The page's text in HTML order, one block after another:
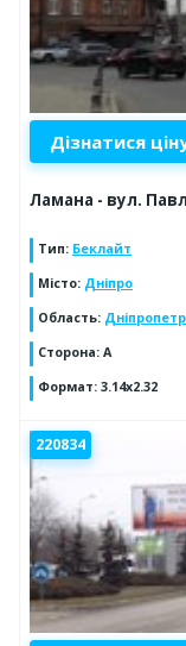
Дізнатися
Ламана - вул.
Тип: Беклайт
Місто: Дніпро
Область:
Сторона: А
Формат: 3.14х2.32
220834